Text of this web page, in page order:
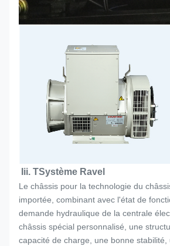
Iii. TSystème Ravel
Le châssis pour la technologie du
importée, combinant avec l'état de
demande hydraulique de la centrale
châssis spécial personnalisé, une
capacité de charge, une bonne stabilité,